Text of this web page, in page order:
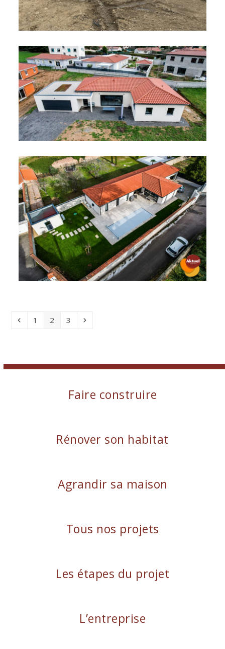
Précédent
Page
1 Page
2 Page
3 Suivant
Faire construire
Rénover son habitat
Agrandir sa maison
Tous nos projets
Les étapes du projet
L’entreprise